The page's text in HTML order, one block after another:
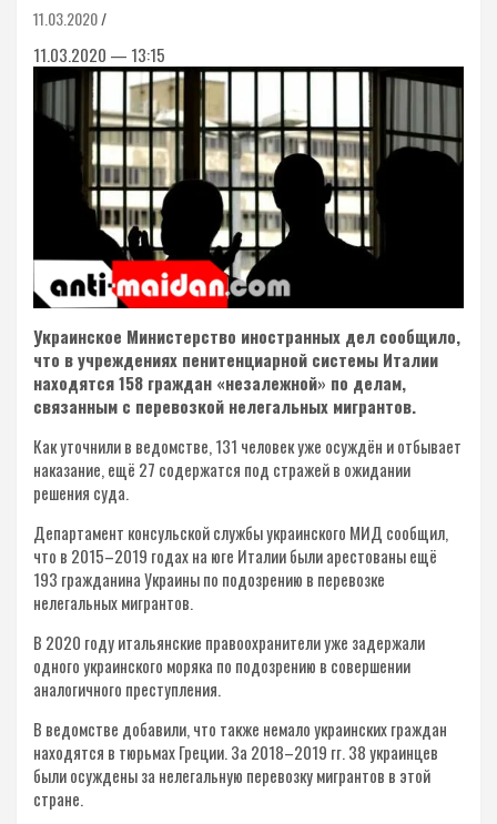
11.03.2020
11.03.2020 — 13:15
Украинское Министерство иностранных дел сообщило,
что в учреждениях пенитенциарной системы Италии
находятся 158 граждан «незалежной» по делам,
связанным с перевозкой нелегальных мигрантов.
Как уточнили в ведомстве, 131 человек уже осуждён и отбывает
наказание, ещё 27 содержатся под стражей в ожидании
решения суда.
Департамент консульской службы украинского МИД сообщил,
что в 2015–2019 годах на юге Италии были арестованы ещё
193 гражданина Украины по подозрению в перевозке
нелегальных мигрантов.
В 2020 году итальянские правоохранители уже задержали
одного украинского моряка по подозрению в совершении
аналогичного преступления.
В ведомстве добавили, что также немало украинских граждан
находятся в тюрьмах Греции. За 2018–2019 гг. 38 украинцев
были осуждены за нелегальную перевозку мигрантов в этой
стране.